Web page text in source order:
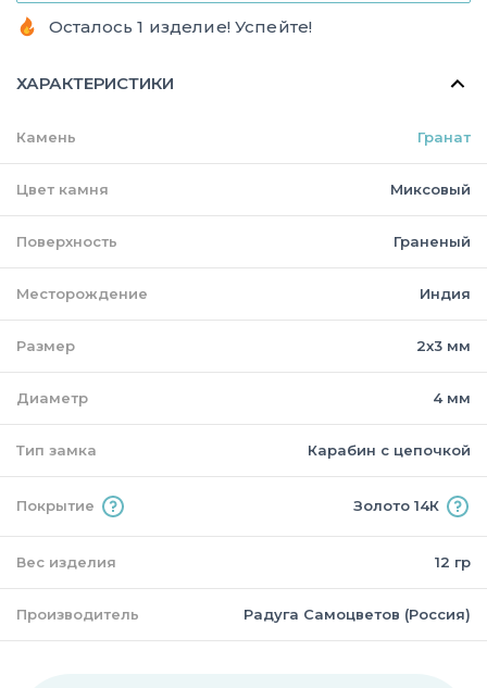
Осталось 1 изделие! Успейте!
ХАРАКТЕРИСТИКИ
Камень Гранат
Цвет камня Миксовый
Поверхность Граненый
Месторождение Индия
Размер 2х3 мм
Диаметр 4 мм
Тип замка Карабин с цепочкой
Покрытие Золото 14К
Вес изделия 12 гр
Производитель Радуга Самоцветов (Россия)